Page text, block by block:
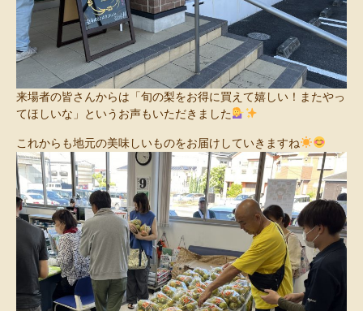
来場者の皆さんからは「旬の梨をお得に買えて嬉しい！またやっ
てほしいな」というお声もいただきました
これからも地元の美味しいものをお届けしていきますね